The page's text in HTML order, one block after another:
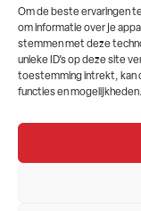
Om de beste ervaringen
om informatie over je
stemmen met deze
unieke ID's op deze site
toestemming intrekt, kan
functies en mogelijkheden.
SOCIALS